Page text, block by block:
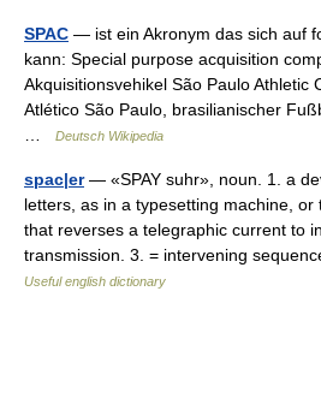
SPAC — ist ein Akronym das sich auf
kann: Special purpose acquisition
Akquisitionsvehikel São Paulo Athletic
Atlético São Paulo, brasilianischer
Deutsch Wikipedia
spac|er— «SPAY suhr», noun. 1. a
letters, as in a typesetting machine,
that reverses a telegraphic current to
transmission. 3. = intervening
Useful english dictionary